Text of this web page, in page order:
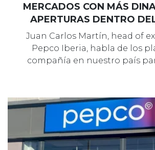
MERCADOS CON MÁS
APERTURAS DENTRO
Juan Carlos Martín, head of
Pepco Iberia, habla de los
compañía en nuestro país